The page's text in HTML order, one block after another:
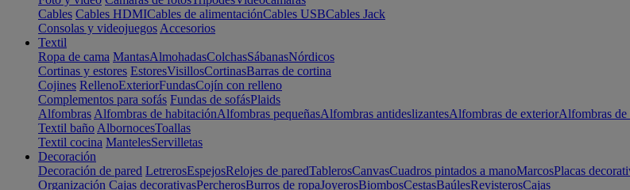
Cables Cables HDMICables de alimentaciónCables USBCables Jack
Consolas y videojuegos Accesorios
Textil
Ropa de cama MantasAlmohadasColchasSábanasNórdicos
Cortinas y estores EstoresVisillosCortinasBarras de cortina
Cojines RellenoExteriorFundasCojín con relleno
Complementos para sofás Fundas de sofásPlaids
Alfombras Alfombras de habitaciónAlfombras pequeñasAlfombras antideslizantesAlfombras de exteriorAlfombras de
Textil baño AlbornocesToallas
Textil cocina MantelesServilletas
Decoración
Decoración de pared LetrerosEspejosRelojes de paredTablerosCanvasCuadros pintados a manoMarcosPlacas
Organización Cajas decorativasPercherosBurros de ropaJoyerosBiombosCestasBaúlesRevisterosCajas